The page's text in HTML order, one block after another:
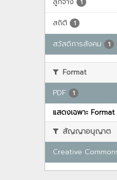
1
สถิติ 1
สวัสดิการสังคม 1
Format
PDF
1
แสดงเฉพาะ
สัญญาอนุญาต
Creative